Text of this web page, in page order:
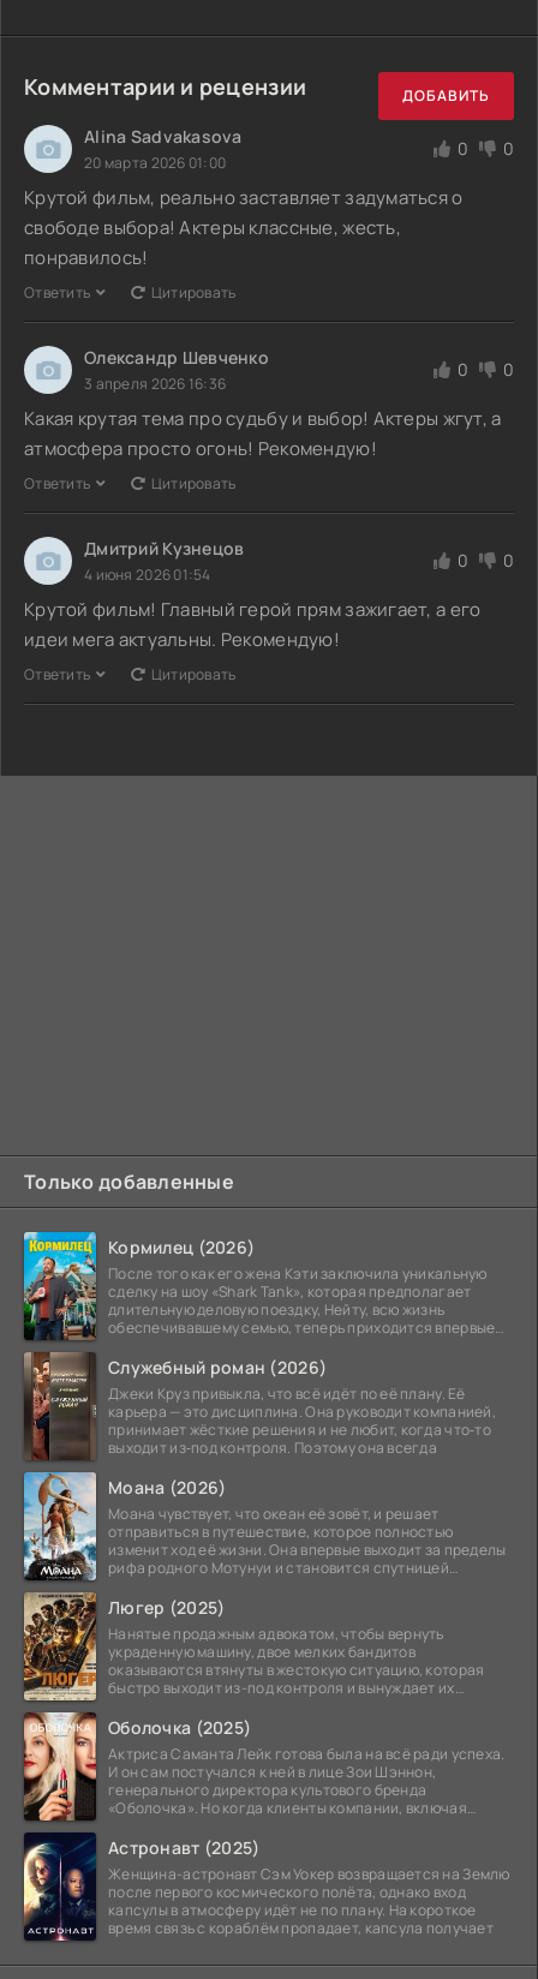
Комментарии и рецензии ДОБАВИТЬ
Alina Sadvakasova
20 марта 2026 01:00
0 0
Крутой фильм, реально заставляет задуматься о
свободе выбора! Актеры классные, жесть,
понравилось!
Ответить Цитировать
Олександр Шевченко
3 апреля 2026 16:36
0 0
Какая крутая тема про судьбу и выбор! Актеры жгут, а
атмосфера просто огонь! Рекомендую!
Ответить Цитировать
Дмитрий Кузнецов
4 июня 2026 01:54
0 0
Крутой фильм! Главный герой прям зажигает, а его
идеи мега актуальны. Рекомендую!
Ответить Цитировать
Только добавленные
Кормилец (2026)
После того как его жена Кэти заключила уникальную
сделку на шоу «Shark Tank», которая предполагает
длительную деловую поездку, Нейту, всю жизнь
обеспечивавшему семью, теперь приходится впервые
Служебный роман (2026)
Джеки Круз привыкла, что всё идёт по её плану. Её
карьера — это дисциплина. Она руководит компанией,
принимает жёсткие решения и не любит, когда что‑то
выходит из‑под контроля. Поэтому она всегда
Моана (2026)
Моана чувствует, что океан её зовёт, и решает
отправиться в путешествие, которое полностью
изменит ход её жизни. Она впервые выходит за пределы
рифа родного Мотунуи и становится спутницей
Люгер (2025)
Нанятые продажным адвокатом, чтобы вернуть
украденную машину, двое мелких бандитов
оказываются втянуты в жестокую ситуацию, которая
быстро выходит из-под контроля и вынуждает их
Оболочка (2025)
Актриса Саманта Лейк готова была на всё ради успеха.
И он сам постучался к ней в лице Зои Шэннон,
генерального директора культового бренда
«Оболочка». Но когда клиенты компании, включая
Астронавт (2025)
Женщина-астронавт Сэм Уокер возвращается на Землю
после первого космического полёта, однако вход
капсулы в атмосферу идёт не по плану. На короткое
время связь с кораблём пропадает, капсула получает